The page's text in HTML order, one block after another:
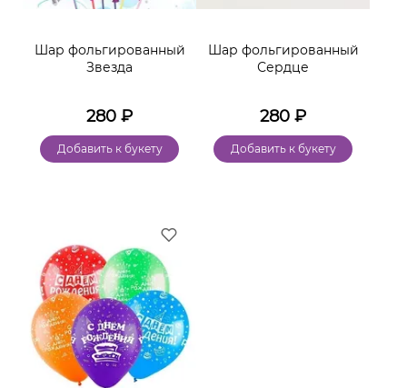
Шар фольгированный
Звезда
280 ₽
Добавить к букету
Шар фольгированный
Сердце
280 ₽
Добавить к букету